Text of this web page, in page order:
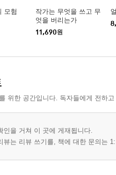
모험
작가는 무엇을 쓰고 무
엇을 버리는가
11,690원
위한 공간입니다. 독자들에게 전하
인을 거쳐 이 곳에 게재됩니다.
뷰는 리뷰 쓰기를, 책에 대한 문의는